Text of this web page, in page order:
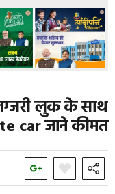
लुक के साथ
car जाने कीमत